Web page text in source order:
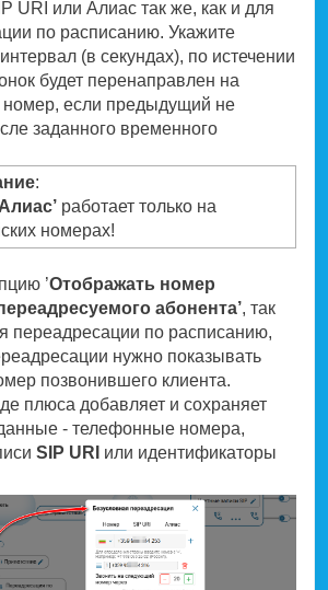
URI или Алиас так же, как и для
по расписанию. Укажите
(в секундах), по истечении
будет перенаправлен на
если предыдущий не
заданного временного
:
Алиас’ работает только на
номерах!
’Отображать номер
абонента’, так
переадресации по расписанию,
нужно показывать
позвонившего клиента.
плюса добавляет и сохраняет
- телефонные номера,
SIP URI или идентификаторы